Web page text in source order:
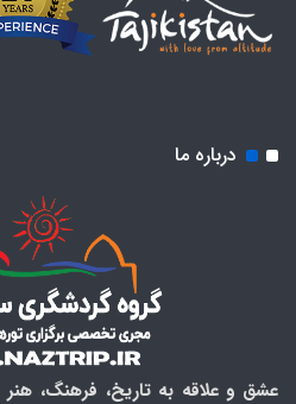
درباره ما
عشق و علاقه به تاریخ، فرهنگ، هنر